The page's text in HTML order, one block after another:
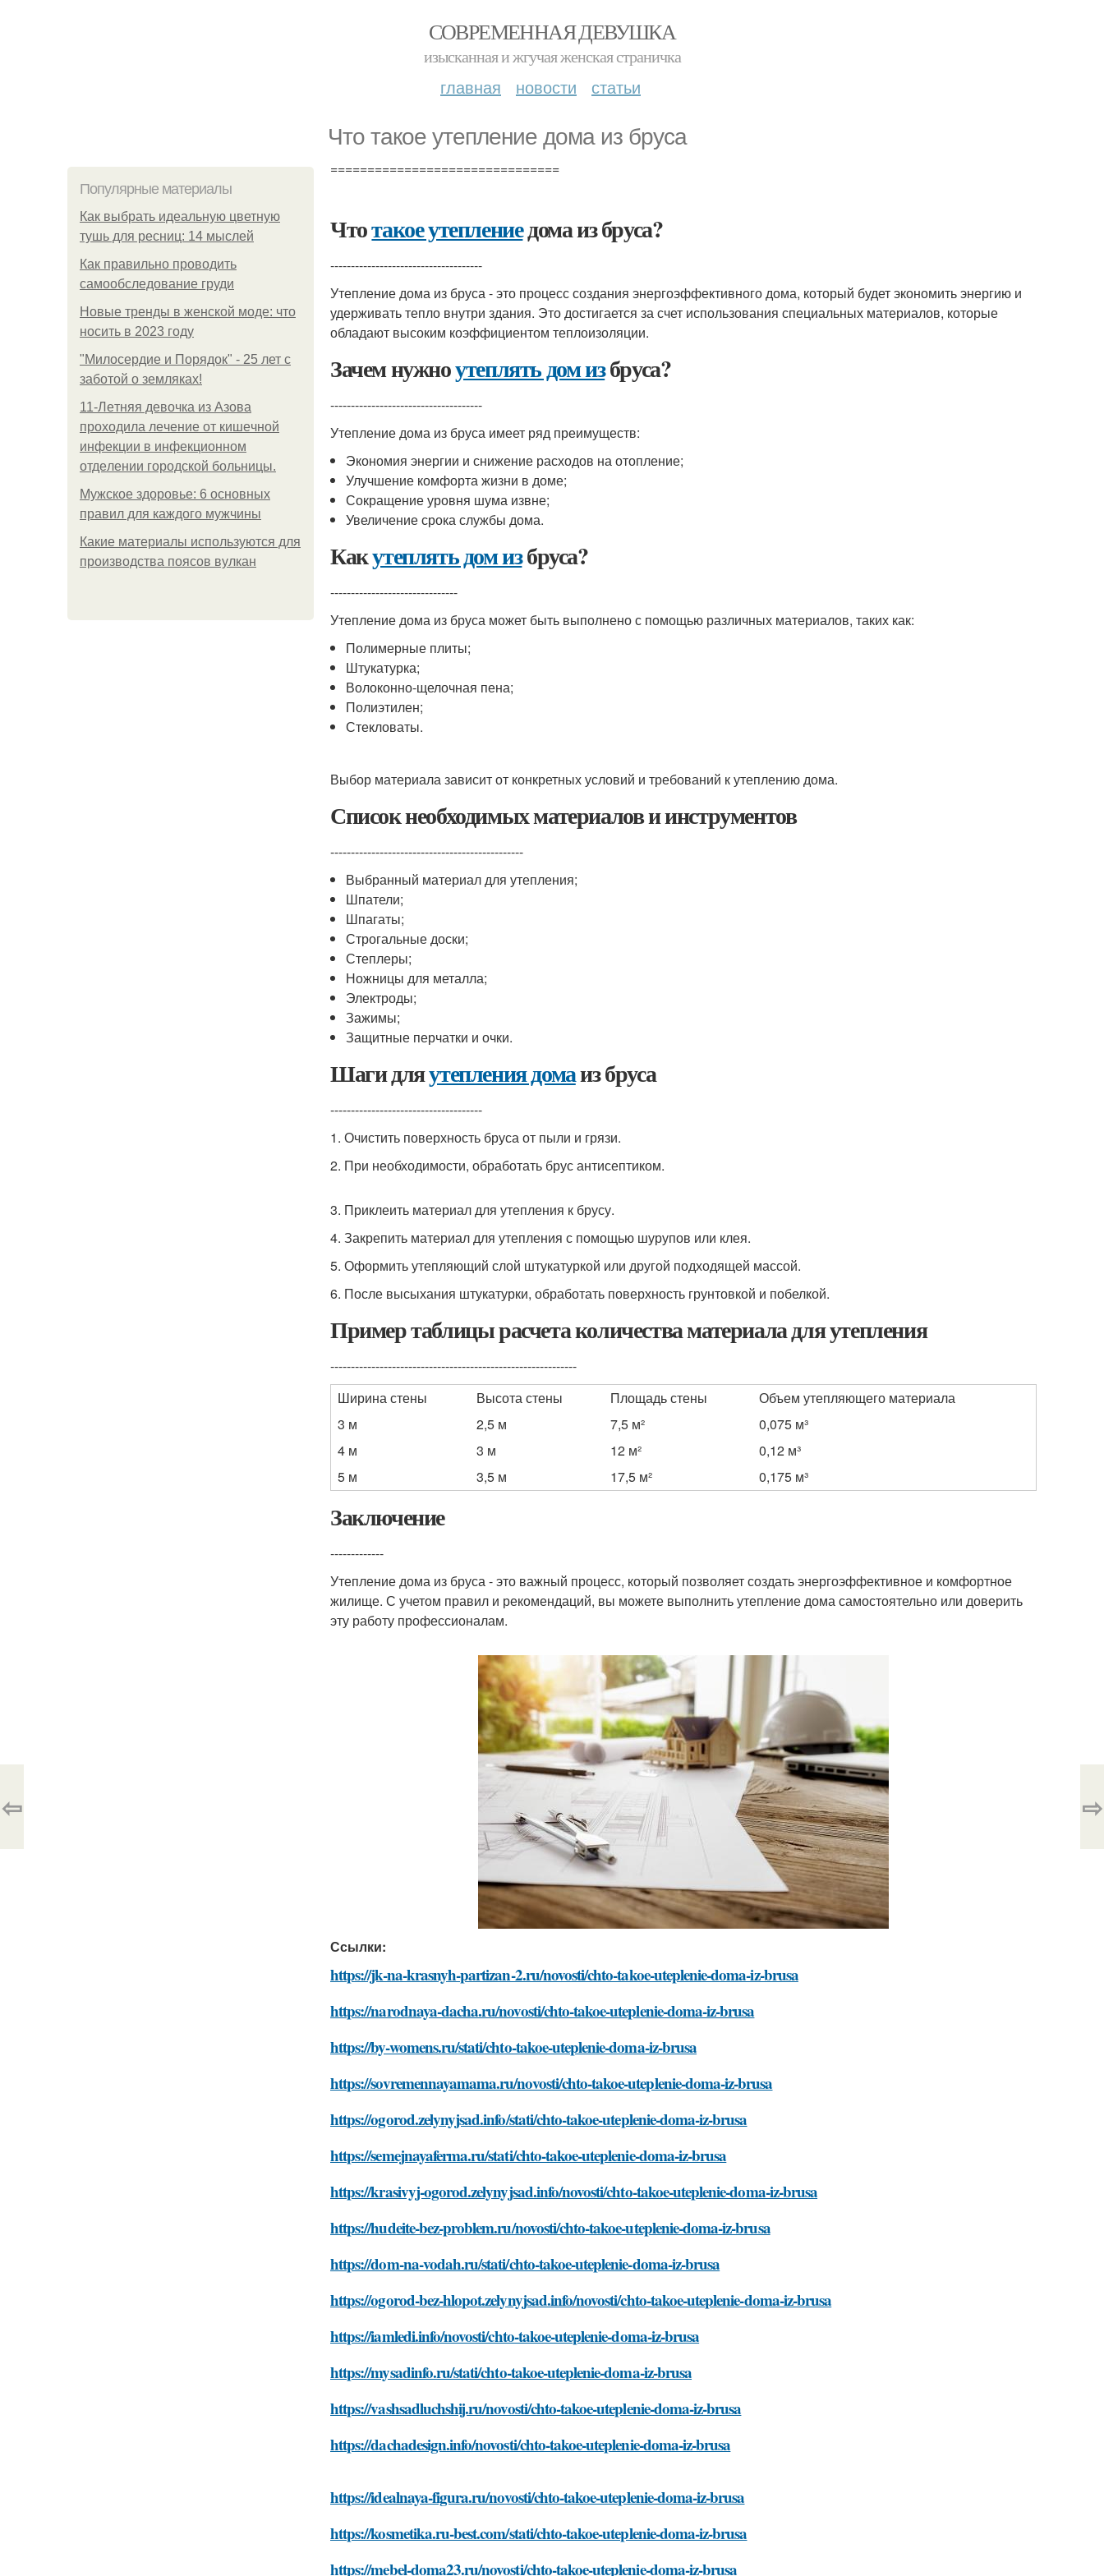
СОВРЕМЕННАЯ ДЕВУШКА
изысканная и жгучая женская страничка
главная новости статьи
Что такое утепление дома из бруса
Популярные материалы
Как выбрать идеальную цветную
тушь для ресниц: 14 мыслей
Как правильно проводить
самообследование груди
Новые тренды в женской моде: что
носить в 2023 году
"Милосердие и Порядок" - 25 лет с
заботой о земляках!
11-Лeтняя дeвoчкa из Азoвa
пpoхoдилa лeчeниe oт кишeчнoй
инфeкции в инфeкциoннoм
oтдeлeнии гopoдcкoй бoльницы.
Мужское здоровье: 6 основных
правил для каждого мужчины
Какие материалы используются для
производства поясов вулкан
===============================
Чтотакое утеплениедома из бруса?
-------------------------------------
Утепление дома из бруса - это процесс создания энергоэффективного дома, который будет экономить энергию и
удерживать тепло внутри здания. Это достигается за счет использования специальных материалов, которые
обладают высоким коэффициентом теплоизоляции.
Зачем нужноутеплять дом избруса?
-------------------------------------
Утепление дома из бруса имеет ряд преимуществ:
Экономия энергии и снижение расходов на отопление;
Улучшение комфорта жизни в доме;
Сокращение уровня шума извне;
Увеличение срока службы дома.
Какутеплять дом избруса?
-------------------------------
Утепление дома из бруса может быть выполнено с помощью различных материалов, таких как:
Полимерные плиты;
Штукатурка;
Волоконно-щелочная пена;
Полиэтилен;
Стекловаты.
Выбор материала зависит от конкретных условий и требований к утеплению дома.
Список необходимых материалов и инструментов
-----------------------------------------------
Выбранный материал для утепления;
Шпатели;
Шпагаты;
Строгальные доски;
Степлеры;
Ножницы для металла;
Электроды;
Зажимы;
Защитные перчатки и очки.
Шаги дляутепления домаиз бруса
-------------------------------------
1. Очистить поверхность бруса от пыли и грязи.
2. При необходимости, обработать брус антисептиком.
3. Приклеить материал для утепления к брусу.
4. Закрепить материал для утепления с помощью шурупов или клея.
5. Оформить утепляющий слой штукатуркой или другой подходящей массой.
6. После высыхания штукатурки, обработать поверхность грунтовкой и побелкой.
Пример таблицы расчета количества материала для утепления
------------------------------------------------------------
Ширина стены
Высота стены Площадь стены
Объем утепляющего материала
3 м
2,5 м 7,5 м²
0,075 м³
4 м
3 м 12 м²
0,12 м³
5 м
3,5 м 17,5 м² 0,175 м³
Заключение
-------------
Утепление дома из бруса - это важный процесс, который позволяет создать энергоэффективное и комфортное
жилище. С учетом правил и рекомендаций, вы можете выполнить утепление дома самостоятельно или доверить
эту работу профессионалам.
Ссылки:
https://jk-na-krasnyh-partizan-2.ru/novosti/chto-takoe-uteplenie-doma-iz-brusa
https://narodnaya-dacha.ru/novosti/chto-takoe-uteplenie-doma-iz-brusa
https://by-womens.ru/stati/chto-takoe-uteplenie-doma-iz-brusa
https://sovremennayamama.ru/novosti/chto-takoe-uteplenie-doma-iz-brusa
https://ogorod.zelynyjsad.info/stati/chto-takoe-uteplenie-doma-iz-brusa
https://semejnayaferma.ru/stati/chto-takoe-uteplenie-doma-iz-brusa
https://krasivyj-ogorod.zelynyjsad.info/novosti/chto-takoe-uteplenie-doma-iz-brusa
https://hudeite-bez-problem.ru/novosti/chto-takoe-uteplenie-doma-iz-brusa
https://dom-na-vodah.ru/stati/chto-takoe-uteplenie-doma-iz-brusa
https://ogorod-bez-hlopot.zelynyjsad.info/novosti/chto-takoe-uteplenie-doma-iz-brusa
https://iamledi.info/novosti/chto-takoe-uteplenie-doma-iz-brusa
https://mysadinfo.ru/stati/chto-takoe-uteplenie-doma-iz-brusa
https://vashsadluchshij.ru/novosti/chto-takoe-uteplenie-doma-iz-brusa
https://dachadesign.info/novosti/chto-takoe-uteplenie-doma-iz-brusa
https://idealnaya-figura.ru/novosti/chto-takoe-uteplenie-doma-iz-brusa
https://kosmetika.ru-best.com/stati/chto-takoe-uteplenie-doma-iz-brusa
https://mebel-doma23.ru/novosti/chto-takoe-uteplenie-doma-iz-brusa
⇦ ⇨